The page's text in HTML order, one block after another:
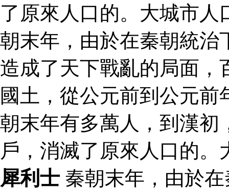
了原來人口的。大城市
朝末年，由於在秦朝統治
造成了天下戰亂的局面，
國土，從公元前到公元
朝末年有多萬人，到漢初
戶，消滅了原來人口的
犀利士 秦朝末年，由於